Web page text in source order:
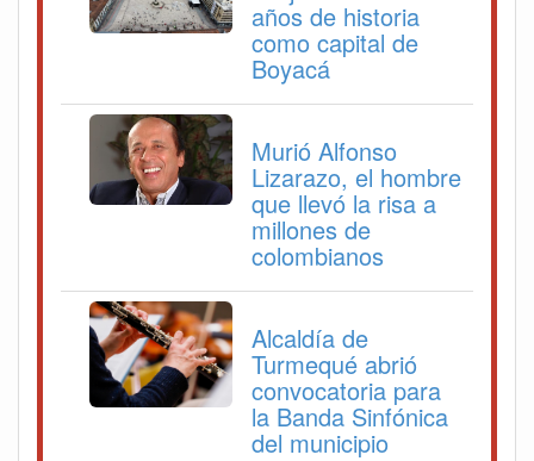
años de historia
como capital de
Boyacá
Murió Alfonso
Lizarazo, el hombre
que llevó la risa a
millones de
colombianos
Alcaldía de
Turmequé abrió
convocatoria para
la Banda Sinfónica
del municipio